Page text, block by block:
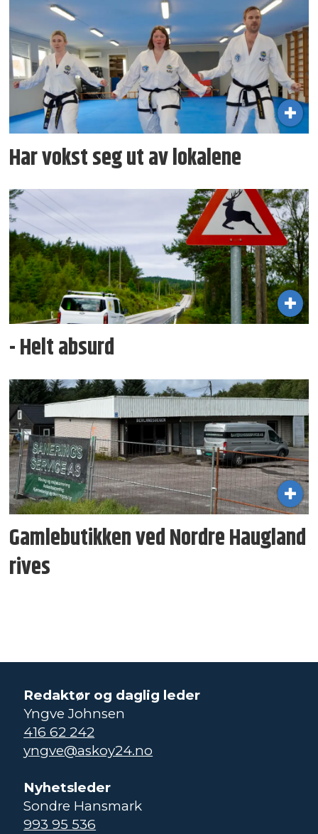
Har vokst seg ut av lokalene
- Helt absurd
Gamlebutikken ved Nordre Haugland
rives
Redaktør og daglig leder
Yngve Johnsen
416 62 242
yngve@askoy24.no
Nyhetsleder
Sondre Hansmark
993 95 536